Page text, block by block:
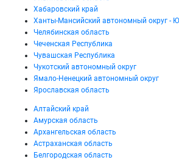
Хабаровский край
Ханты-Мансийский автономный округ -
Челябинская область
Чеченская Республика
Чувашская Республика
Чукотский автономный округ
Ямало-Ненецкий автономный округ
Ярославская область
Алтайский край
Амурская область
Архангельская область
Астраханская область
Белгородская область